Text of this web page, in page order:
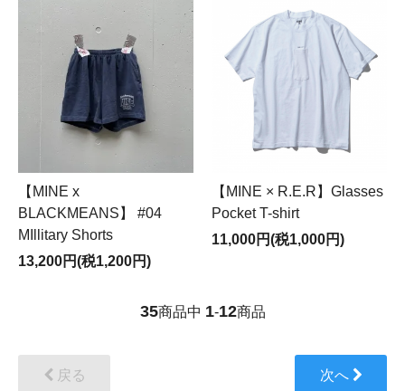
【MINE x
BLACKMEANS】 #04
MIllitary Shorts
13,200円(税1,200円)
【MINE × R.E.R】Glasses
Pocket T-shirt
11,000円(税1,000円)
35商品中 1-12商品
戻る 次へ